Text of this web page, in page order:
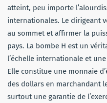
atteint, peu importe
internationales. Le dirigeant
au sommet et affirmer la
pays. La bombe H est un
l’échelle internationale et
Elle constitue une monnaie
des dollars en marchandant
surtout une garantie de